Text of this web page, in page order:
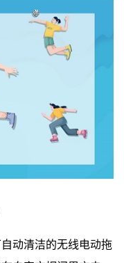
动清洁的无线电动拖